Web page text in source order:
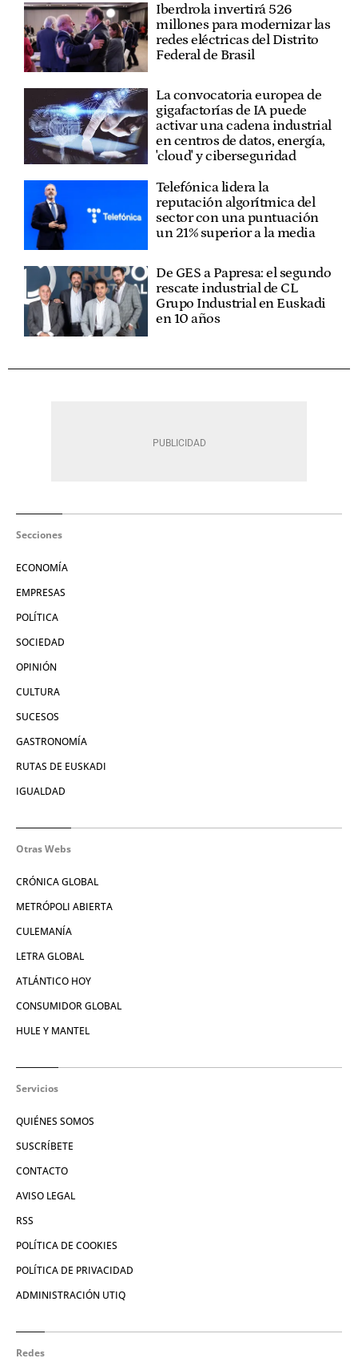
Iberdrola invertirá 526
millones para modernizar las
redes eléctricas del Distrito
Federal de Brasil
La convocatoria europea de
gigafactorías de IA puede
activar una cadena industrial
en centros de datos, energía,
'cloud' y ciberseguridad
Telefónica lidera la
reputación algorítmica del
sector con una puntuación
un 21% superior a la media
De GES a Papresa: el segundo
rescate industrial de CL
Grupo Industrial en Euskadi
en 10 años
Secciones
ECONOMÍA
EMPRESAS
POLÍTICA
SOCIEDAD
OPINIÓN
CULTURA
SUCESOS
GASTRONOMÍA
RUTAS DE EUSKADI
IGUALDAD
Otras Webs
CRÓNICA GLOBAL
METRÓPOLI ABIERTA
CULEMANÍA
LETRA GLOBAL
ATLÁNTICO HOY
CONSUMIDOR GLOBAL
HULE Y MANTEL
Servicios
QUIÉNES SOMOS
SUSCRÍBETE
CONTACTO
AVISO LEGAL
RSS
POLÍTICA DE COOKIES
POLÍTICA DE PRIVACIDAD
ADMINISTRACIÓN UTIQ
Redes